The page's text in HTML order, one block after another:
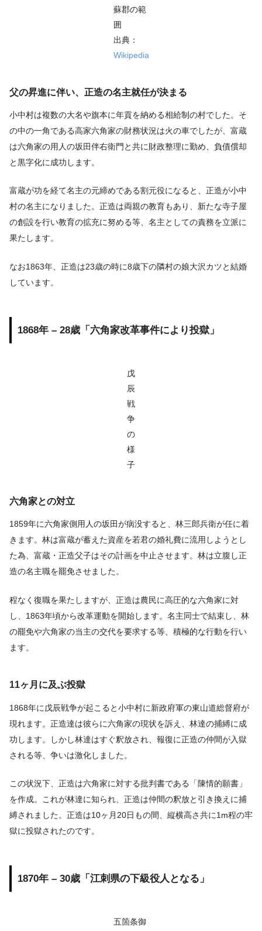
蘇郡の範
囲
出典：
Wikipedia
父の昇進に伴い、正造の名主就任が決まる
小中村は複数の大名や旗本に年貢を納める相給制の村でした。そ
の中の一角である高家六角家の財務状況は火の車でしたが、富蔵
は六角家の用人の坂田伴右衛門と共に財政整理に勤め、負債償却
と黒字化に成功します。
富蔵が功を経て名主の元締めである割元役になると、正造が小中
村の名主になりました。正造は両親の教育もあり、新たな寺子屋
の創設を行い教育の拡充に努める等、名主としての責務を立派に
果たします。
なお1863年、正造は23歳の時に8歳下の隣村の娘大沢カツと結婚
しています。
1868年 – 28歳「六角家改革事件により投獄」
戊
辰
戦
争
の
様
子
六角家との対立
1859年に六角家側用人の坂田が病没すると、林三郎兵衛が任に着
きます。林は富蔵が蓄えた資産を若君の婚礼費に流用しようとし
た為、富蔵・正造父子はその計画を中止させます。林は立腹し正
造の名主職を罷免させました。
程なく復職を果たしますが、正造は農民に高圧的な六角家に対
し、1863年頃から改革運動を開始します。名主同士で結束し、林
の罷免や六角家の当主の交代を要求する等、積極的な行動を行い
ます。
11ヶ月に及ぶ投獄
1868年に戊辰戦争が起こると小中村に新政府軍の東山道総督府が
現れます。正造達は彼らに六角家の現状を訴え、林達の捕縛に成
功します。しかし林達はすぐ釈放され、報復に正造の仲間が入獄
される等、争いは激化しました。
この状況下、正造は六角家に対する批判書である「陳情的願書」
を作成。これが林達に知られ、正造は仲間の釈放と引き換えに捕
縛されました。正造は10ヶ月20日もの間、縦横高さ共に1m程の牢
獄に投獄されたのです。
1870年 – 30歳「江刺県の下級役人となる」
五箇条御